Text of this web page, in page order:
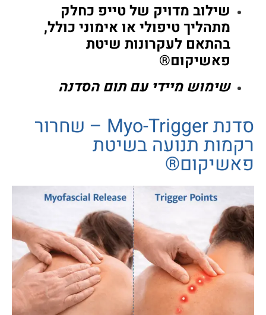
שילוב מדויק של טייפ כחלק
מתהליך טיפולי או אימוני כולל,
בהתאם לעקרונות שיטת
פאשיקום®
שימוש מיידי עם תום הסדנה
סדנת Myo-Trigger – שחרור
רקמות תנועה בשיטת
פאשיקום®